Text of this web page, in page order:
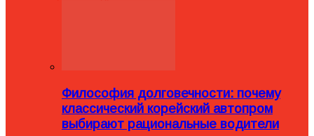
Философия долговечности: почему
классический корейский автопром
выбирают рациональные водители